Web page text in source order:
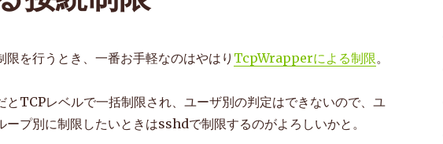
限を行うとき、一番お手軽なのはやはり TcpWrapperによる制限。
とTCPレベルで一括制限され、ユーザ別の判定はできないので、ユ
ープ別に制限したいときはsshdで制限するのがよろしいかと。